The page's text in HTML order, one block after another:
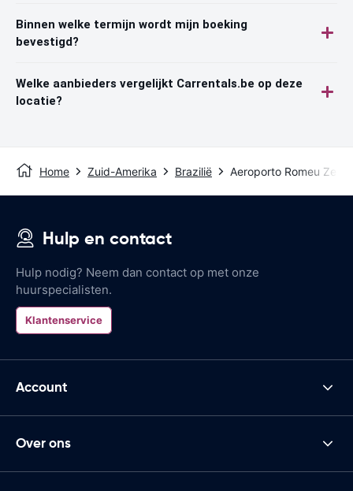
Binnen welke termijn wordt mijn boeking
bevestigd?
Welke aanbieders vergelijkt Carrentals.be op deze
locatie?
Home Zuid-Amerika Brazilië Aeroporto Romeu
Hulp en contact
Hulp nodig? Neem dan contact op met onze
huurspecialisten.
Klantenservice
Account
Over ons